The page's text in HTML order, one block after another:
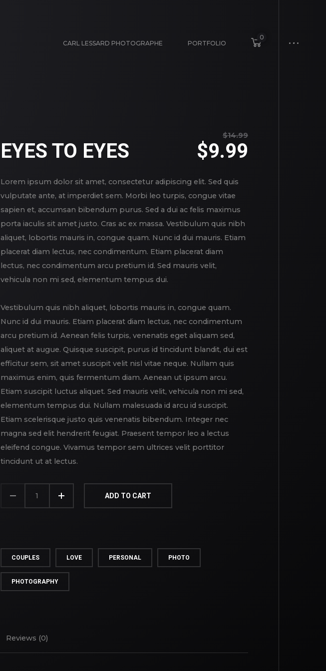
CARL LESSARD PHOTOGRAPHE PORTFOLIO
0
EYES TO EYES
$14.99
$9.99
Lorem ipsum dolor sit amet, consectetur adipiscing elit. Sed quis
vulputate ante, at imperdiet sem. Morbi leo turpis, congue vitae
sapien et, accumsan bibendum purus. Sed a dui ac felis maximus
porta iaculis sit amet justo. Cras ac ex massa. Vestibulum quis nibh
aliquet, lobortis mauris in, congue quam. Nunc id dui mauris. Etiam
placerat diam lectus, nec condimentum. Etiam placerat diam
lectus, nec condimentum arcu pretium id. Sed mauris velit,
vehicula non mi sed, elementum tempus dui.
Vestibulum quis nibh aliquet, lobortis mauris in, congue quam.
Nunc id dui mauris. Etiam placerat diam lectus, nec condimentum
arcu pretium id. Aenean felis turpis, venenatis eget aliquam sed,
aliquet at augue. Quisque suscipit, purus id tincidunt blandit, dui est
efficitur sem, sit amet suscipit velit nisl vitae neque. Nullam quis
maximus enim, quis fermentum diam. Aenean ut ipsum arcu.
Etiam suscipit luctus aliquet. Sed mauris velit, vehicula non mi sed,
elementum tempus dui. Nullam malesuada id arcu id suscipit.
Etiam scelerisque justo quis venenatis bibendum. Integer nec
magna sed elit hendrerit feugiat. Praesent tempor leo a lectus
eleifend congue. Vivamus tempor sem ultrices velit porttitor
tincidunt ut at lectus.
ADD TO CART
COUPLES LOVE PERSONAL PHOTO
PHOTOGRAPHY
Reviews (0)